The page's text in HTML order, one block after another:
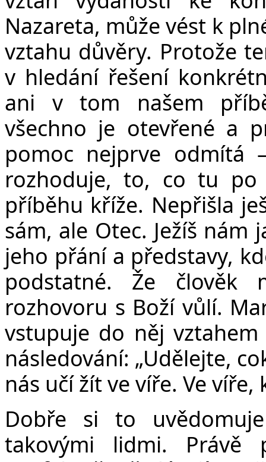
Nazareta, může vést k
vztahu důvěry. Protože
v hledání řešení
ani v tom našem
všechno je otevřené a
pomoc nejprve
rozhoduje, to, co tu
příběhu kříže. Nepřišla
sám, ale Otec. Ježíš nám
jeho přání a představy,
podstatné. Že člověk
rozhovoru s Boží vůlí.
vstupuje do něj
následování: „Udělejte,
nás učí žít ve víře. Ve
Dobře si to
takovými lidmi. Právě